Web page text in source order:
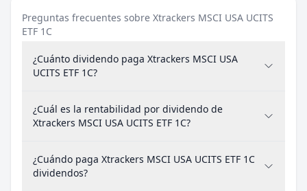
Preguntas frecuentes sobre Xtrackers MSCI USA UCITS
ETF 1C
¿Cuánto dividendo paga Xtrackers MSCI USA
UCITS ETF 1C?
¿Cuál es la rentabilidad por dividendo de
Xtrackers MSCI USA UCITS ETF 1C?
¿Cuándo paga Xtrackers MSCI USA UCITS ETF 1C
dividendos?